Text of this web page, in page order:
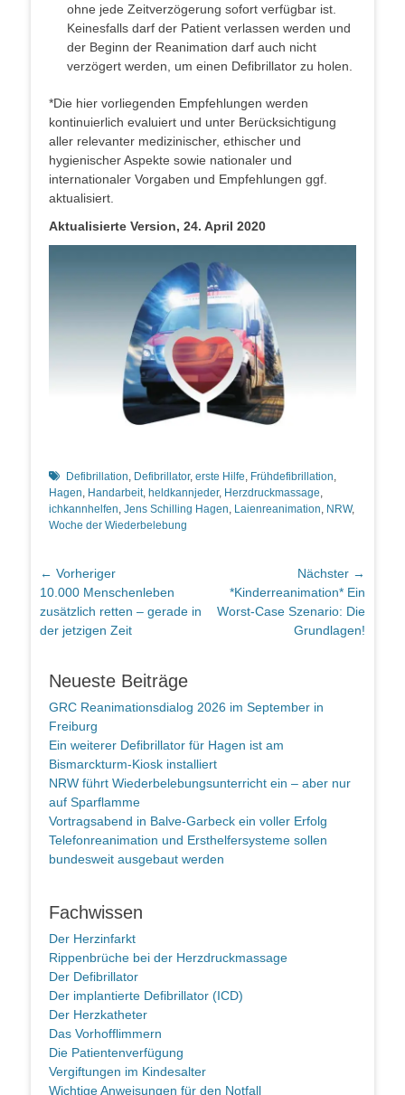
ohne jede Zeitverzögerung sofort verfügbar ist.
Keinesfalls darf der Patient verlassen werden und
der Beginn der Reanimation darf auch nicht
verzögert werden, um einen Defibrillator zu holen.
*Die hier vorliegenden Empfehlungen werden
kontinuierlich evaluiert und unter Berücksichtigung
aller relevanter medizinischer, ethischer und
hygienischer Aspekte sowie nationaler und
internationaler Vorgaben und Empfehlungen ggf.
aktualisiert.
Aktualisierte Version, 24. April 2020
Schlagworte
Defibrillation Defibrillator, erste Hilfe Frühdefibrillation
Hagen Handarbeit, heldkannjeder, Herzdruckmassage
ichkannhelfen Jens Schilling Hagen Laienreanimation NRW,
Woche der Wiederbelebung
Beitragsnavigation
← Vorheriger
Vorheriger
Beitrag:
10.000 Menschenleben
zusätzlich retten – gerade in
der jetzigen Zeit
Nächster →
Nächster
Beitrag:
*Kinderreanimation* Ein
Worst-Case Szenario: Die
Grundlagen!
Neueste Beiträge
GRC Reanimationsdialog 2026 im September in
Freiburg
Ein weiterer Defibrillator für Hagen ist am
Bismarckturm-Kiosk installiert
NRW führt Wiederbelebungsunterricht ein – aber nur
auf Sparflamme
Vortragsabend in Balve-Garbeck ein voller Erfolg
Telefonreanimation und Ersthelfersysteme sollen
bundesweit ausgebaut werden
Fachwissen
Der Herzinfarkt
Rippenbrüche bei der Herzdruckmassage
Der Defibrillator
Der implantierte Defibrillator (ICD)
Der Herzkatheter
Das Vorhofflimmern
Die Patientenverfügung
Vergiftungen im Kindesalter
Wichtige Anweisungen für den Notfall